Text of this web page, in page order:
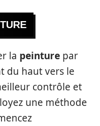
la peinture par
du haut vers le
contrôle et
une méthode